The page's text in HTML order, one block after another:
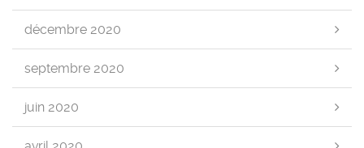
décembre 2020
septembre 2020
juin 2020